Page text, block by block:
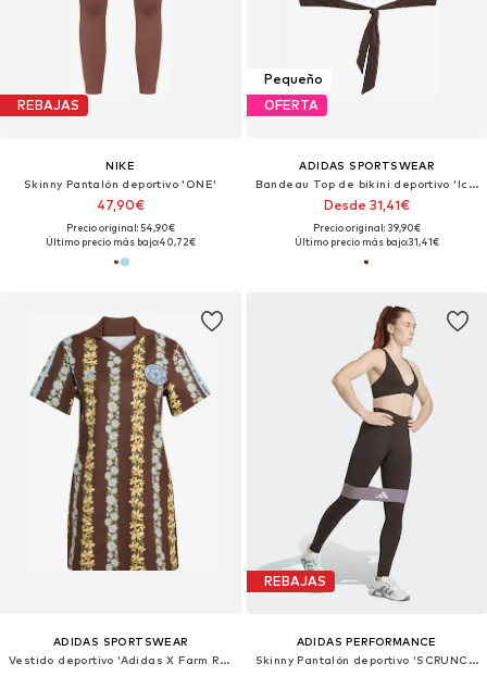
REBAJAS
NIKE
Skinny Pantalón deportivo 'ONE'
47,90€
Precio original: 54,90€
Último precio más bajo:40,72€
Pequeño
OFERTA
ADIDAS SPORTSWEAR
Bandeau Top de bikini deportivo 'Iconisea'
Desde 31,41€
Precio original: 39,90€
Último precio más bajo:31,41€
ADIDAS SPORTSWEAR
Vestido deportivo 'Adidas X Farm Rio'
REBAJAS
ADIDAS PERFORMANCE
Skinny Pantalón deportivo 'SCRUNCH LEGGINGS'